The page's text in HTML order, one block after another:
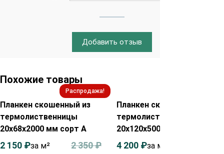
Добавить отзыв
Похожие товары
Распродажа!
Планкен скошенный из
термолиственницы
20х68х2000 мм сорт А
2 350₽
2 150 ₽за м²
Планкен скошенный из
термолиственницы
20х120х5000 мм сорт А
4 200 ₽за м2